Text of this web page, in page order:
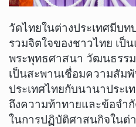
วัดไทยในต่างประเทศมีบ
รวมจิตใจของชาวไทย เป็
พระพุทธศาสนา วัฒนธรร
เป็นสะพานเชื่อมความสัม
ประเทศไทยกับนานาประ
ถึงความท้าทายและข้อจำ
ในการปฏิบัติศาสนกิจในต่